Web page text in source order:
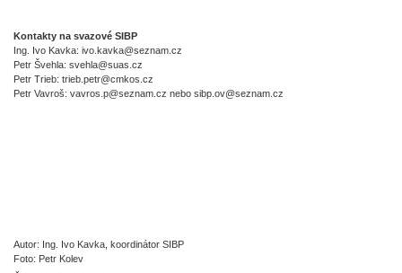
Kontakty na svazové SIBP
Ing. Ivo Kavka: ivo.kavka@seznam.cz
Petr Švehla: svehla@suas.cz
Petr Trieb: trieb.petr@cmkos.cz
Petr Vavroš: vavros.p@seznam.cz nebo sibp.ov@seznam.cz
Autor: Ing. Ivo Kavka, koordinátor SIBP
Foto: Petr Kolev